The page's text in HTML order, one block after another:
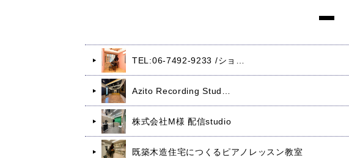
TEL:06-7492-9233 /ショ…
Azito Recording Stud…
株式会社M様 配信studio
既築木造住宅につくるピアノレッスン教室